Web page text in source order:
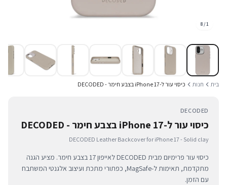
1
/
8
בית חנות כיסוי עור ל-iPhone 17 בצבע חימר - DECODED
DECODED
כיסוי עור ל-iPhone 17 בצבע חימר - DECODED
DECODED Leather Backcover for iPhone 17 - Solid clay
כיסוי עור פרימיום מבית DECODED לאייפון 17 בצבע חימר. מציע הגנה
מתקדמת, תאימות ל-MagSafe, כפתורי מתכת ועיצוב אלגנטי המשתבח
עם הזמן.